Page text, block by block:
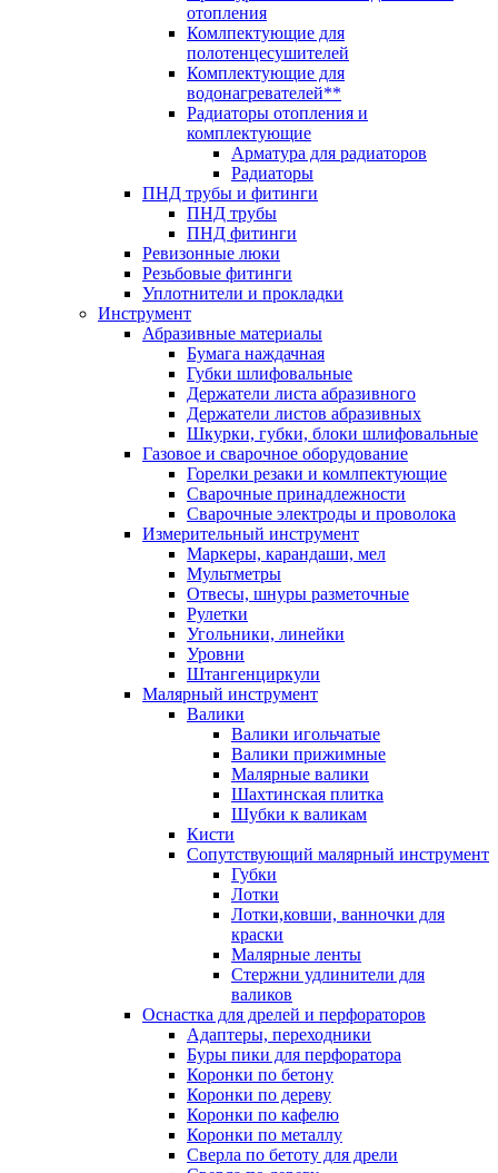
отопления
Комлпектующие для
полотенцесушителей
Комплектующие для
водонагревателей**
Радиаторы отопления и
комплектующие
Арматура для радиаторов
Радиаторы
ПНД трубы и фитинги
ПНД трубы
ПНД фитинги
Ревизонные люки
Резьбовые фитинги
Уплотнители и прокладки
Инструмент
Абразивные материалы
Бумага наждачная
Губки шлифовальные
Держатели листа абразивного
Держатели листов абразивных
Шкурки, губки, блоки шлифовальные
Газовое и сварочное оборудование
Горелки резаки и комлпектующие
Сварочные принадлежности
Сварочные электроды и проволока
Измерительный инструмент
Маркеры, карандаши, мел
Мультметры
Отвесы, шнуры разметочные
Рулетки
Угольники, линейки
Уровни
Штангенциркули
Малярный инструмент
Валики
Валики игольчатые
Валики прижимные
Малярные валики
Шахтинская плитка
Шубки к валикам
Кисти
Сопутствующий малярный инструмент
Губки
Лотки
Лотки,ковши, ванночки для
краски
Малярные ленты
Стержни удлинители для
валиков
Оснастка для дрелей и перфораторов
Адаптеры, переходники
Буры пики для перфоратора
Коронки по бетону
Коронки по дереву
Коронки по кафелю
Коронки по металлу
Сверла по бетоту для дрели